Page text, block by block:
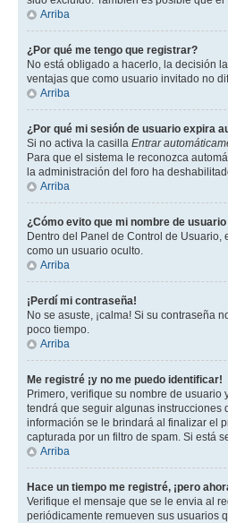
Arriba
¿Por qué me tengo que registrar?
No está obligado a hacerlo, la decisión
ventajas que como usuario invitado no
Arriba
¿Por qué mi sesión de usuario expira
Si no activa la casilla Entrar
Para que el sistema le reconozca
la administración del foro ha
Arriba
¿Cómo evito que mi nombre de
Dentro del Panel de Control de Usuario,
como un usuario oculto.
Arriba
¡Perdí mi contraseña!
No se asuste, ¡calma! Si su contraseña
poco tiempo.
Arriba
Me registré ¡y no me puedo identificar!
Primero, verifique su nombre de
tendrá que seguir algunas instrucciones
información se le brindará al finalizar el
capturada por un filtro de spam. Si está
Arriba
Hace un tiempo me registré, ¡pero
Verifique el mensaje que se le envia al
periódicamente remueven sus usuarios